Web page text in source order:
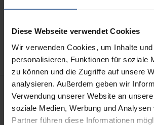
Diese Webseite verwendet Cookies
Wir verwenden Cookies, um Inhalte
personalisieren, Funktionen für soziale
zu können und die Zugriffe auf unsere
analysieren. Außerdem geben wir
Verwendung unserer Website an
soziale Medien, Werbung und Analysen
Partner führen diese Informationen
In den
Hinweise zu Versandkosten
Beschreibung
Im Zentrum der Arbeit steht der